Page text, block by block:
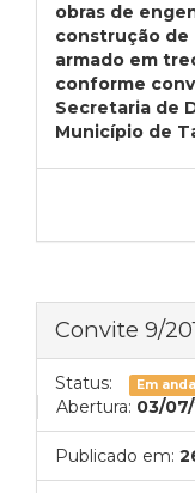
obras de
construção
armado em
conforme
Secretaria de
Município de
Convite 9/
Status: Em
Abertura: 03/
Publicado em: